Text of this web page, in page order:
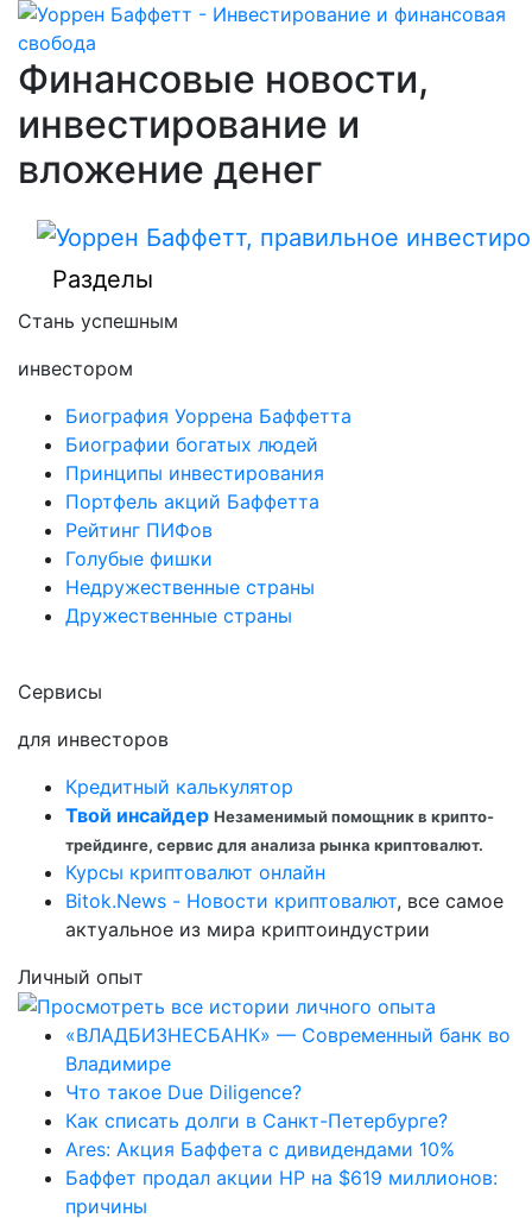
Финансовые новости,
инвестирование и
вложение денег
Разделы
Стань успешным
инвестором
Биография Уоррена Баффетта
Биографии богатых людей
Принципы инвестирования
Портфель акций Баффетта
Рейтинг ПИФов
Голубые фишки
Недружественные страны
Дружественные страны
Сервисы
для инвесторов
Кредитный калькулятор
Твой инсайдер Незаменимый помощник в крипто-
трейдинге, сервис для анализа рынка криптовалют.
Курсы криптовалют онлайн
Bitok.News - Новости криптовалют, все самое
актуальное из мира криптоиндустрии
Личный опыт
«ВЛАДБИЗНЕСБАНК» — Современный банк во
Владимире
Что такое Due Diligence?
Как списать долги в Санкт-Петербурге?
Ares: Акция Баффета с дивидендами 10%
Баффет продал акции HP на $619 миллионов:
причины